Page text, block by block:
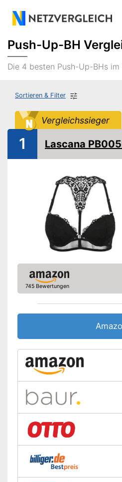
Push-Up-BH
Die 4 besten Push-Up-BHs
Sortieren & Filter
Vergleichssieger
1 Lascana
745 Bewertungen